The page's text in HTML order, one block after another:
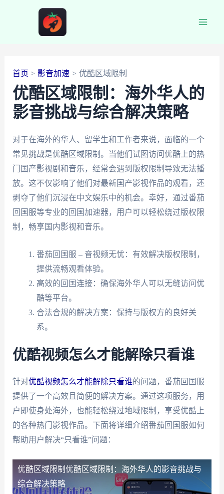
首页 影音加速 优酷区域限制
优酷区域限制：海外华人的
影音挑战与综合解决策略
对于在海外的华人、留学生和工作者来说，面临的一个
常见挑战是优酷区域限制。当他们试图访问优酷上的热
门国产影视剧和音乐，经常会遇到版权限制导致无法播
放。这不仅影响了他们对最新国产影视作品的观看，还
剥夺了他们沉浸在中文娱乐中的机会。幸好，通过番茄
回国服等专业的回国加速器，用户可以轻松绕过版权限
制，畅享国内影视和音乐。
番茄回国服 – 音视频无忧：有效解决版权限制，
提供流畅观看体验。
高效的回国连接：确保海外华人可以无缝访问优
酷等平台。
合法合规的解决方案：保持与版权方的良好关
系。
优酷视频怎么才能解除只看谁
针对优酷视频怎么才能解除只看谁的问题，番茄回国服
提供了一个高效且简便的解决方案。通过这项服务，用
户即使身处海外，也能轻松绕过地域限制，享受优酷上
的各种热门影视作品。下面将详细介绍番茄回国服如何
帮助用户解决“只看谁”问题：
优酷区域限制 优酷区域限制：海外华人的影音挑战与
综合解决策略